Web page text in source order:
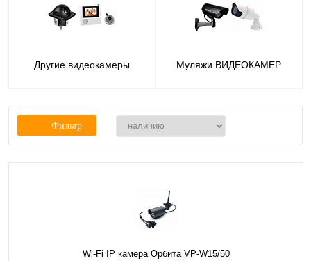
Другие видеокамеры Муляжи ВИДЕОКАМЕР
Фильтр
Wi-Fi IP камера Орбита VP-W15/50